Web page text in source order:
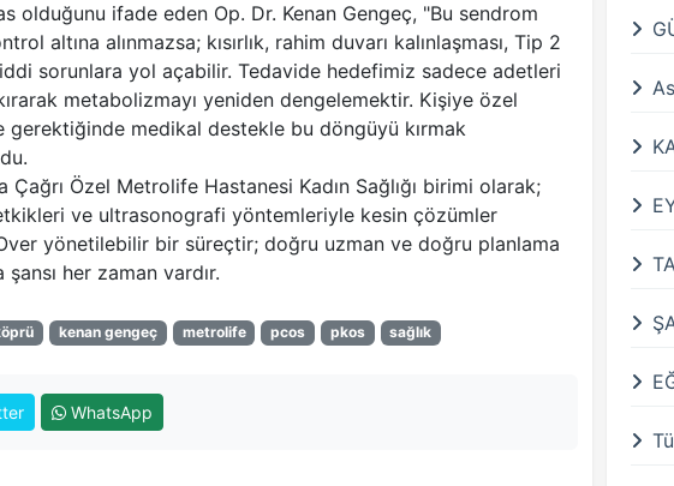
olduğunu ifade eden Op. Dr. Kenan Gengeç, "Bu sendrom
altına alınmazsa; kısırlık, rahim duvarı kalınlaşması, Tip 2
sorunlara yol açabilir. Tedavide hedefimiz sadece adetleri
metabolizmayı yeniden dengelemektir. Kişiye özel
gerektiğinde medikal destekle bu döngüyü kırmak
Çağrı Özel Metrolife Hastanesi Kadın Sağlığı birimi olarak;
ve ultrasonografi yöntemleriyle kesin çözümler
yönetilebilir bir süreçtir; doğru uzman ve doğru planlama
her zaman vardır.
kenan gengeç metrolife pcos pkos sağlık
WhatsApp